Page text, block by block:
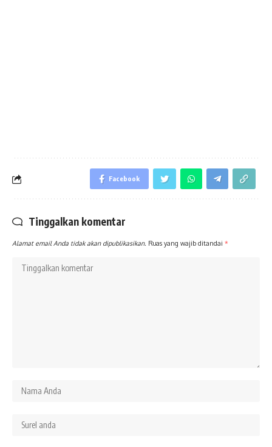
Facebook
Tinggalkan komentar
Alamat email Anda tidak akan dipublikasikan. Ruas yang wajib ditandai *